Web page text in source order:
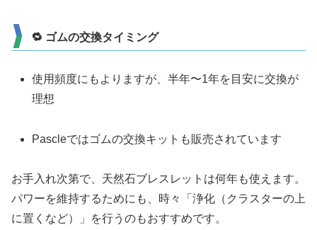
🔁 ゴムの交換タイミング
使用頻度にもよりますが、半年〜1年を目安に交換が
理想
Pascleではゴムの交換キットも販売されています
お手入れ次第で、天然石ブレスレットは何年も使えます。
パワーを維持するためにも、時々「浄化（クラスターの上
に置くなど）」を行うのもおすすめです。